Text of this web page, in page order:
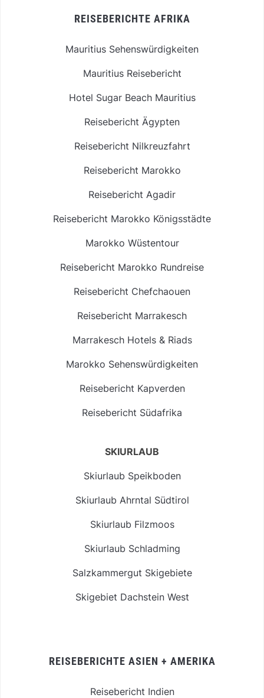
REISEBERICHTE AFRIKA
Mauritius Sehenswürdigkeiten
Mauritius Reisebericht
Hotel Sugar Beach Mauritius
Reisebericht Ägypten
Reisebericht Nilkreuzfahrt
Reisebericht Marokko
Reisebericht Agadir
Reisebericht Marokko Königsstädte
Marokko Wüstentour
Reisebericht Marokko Rundreise
Reisebericht Chefchaouen
Reisebericht Marrakesch
Marrakesch Hotels & Riads
Marokko Sehenswürdigkeiten
Reisebericht Kapverden
Reisebericht Südafrika
SKIURLAUB
Skiurlaub Speikboden
Skiurlaub Ahrntal Südtirol
Skiurlaub Filzmoos
Skiurlaub Schladming
Salzkammergut Skigebiete
Skigebiet Dachstein West
REISEBERICHTE ASIEN + AMERIKA
Reisebericht Indien